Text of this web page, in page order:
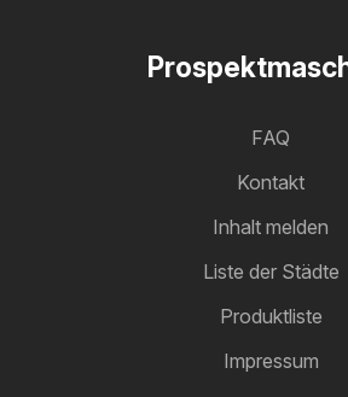
FAQ
Kontakt
Inhalt melden
Liste der Städte
Produktliste
Impressum